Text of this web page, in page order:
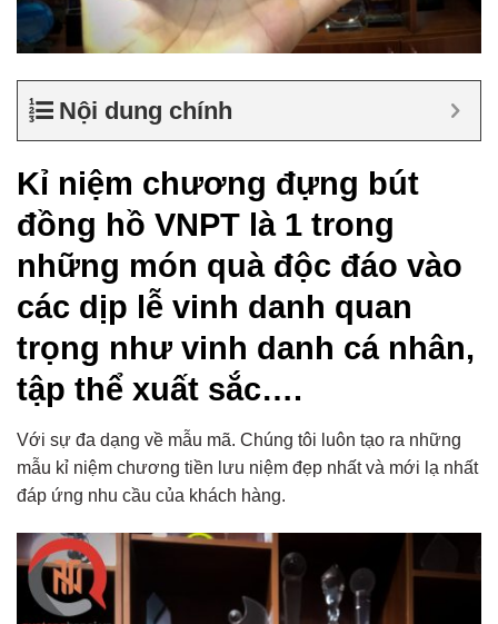
Nội dung chính
Kỉ niệm chương đựng bút
đồng hồ VNPT là 1 trong
những món quà độc đáo vào
các dịp lễ vinh danh quan
trọng như vinh danh cá nhân,
tập thể xuất sắc….
Với sự đa dạng về mẫu mã. Chúng tôi luôn tạo ra những
mẫu kỉ niệm chương tiền lưu niệm đẹp nhất và mới lạ nhất
đáp ứng nhu cầu của khách hàng.